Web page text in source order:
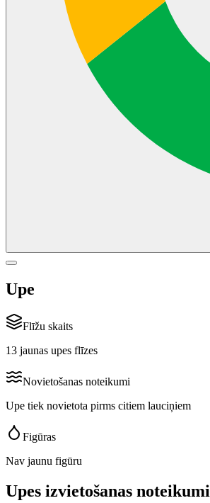
Upe
Flīžu skaits
13 jaunas upes flīzes
Novietošanas noteikumi
Upe tiek novietota pirms citiem lauciņiem
Figūras
Nav jaunu figūru
Upes izvietošanas noteikumi